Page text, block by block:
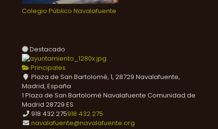
Colegio Público Navalafuente
Destacado
Principales
Plaza de San Bartolomé, 1, 28729 Navalafuente,
Madrid, España
1 Plaza de San Bartolomé Navalafuente Comunidad de
Madrid 28729 ES
918 432 275918 432 275
navalafuente@navalafuente.org